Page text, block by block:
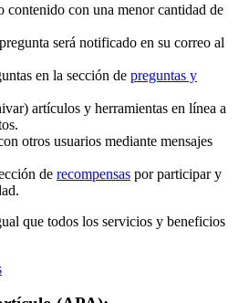
contenido con una menor cantidad de
será notificado en su correo al
en la sección de preguntas y
artículos y herramientas en línea a
otros usuarios mediante mensajes
de recompensas por participar y
que todos los servicios y beneficios